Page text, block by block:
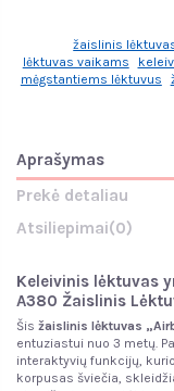
žaislinis
lėktuvas vaikams
mėgstantiems lėktuvus
Aprašymas
Prekė detaliau
Atsiliepimai(0)
Keleivinis lėktuvas
A380 Žaislinis
Šis žaislinis lėktuvas
entuziastui nuo 3 metų.
interaktyvių funkcijų,
korpusas šviečia,